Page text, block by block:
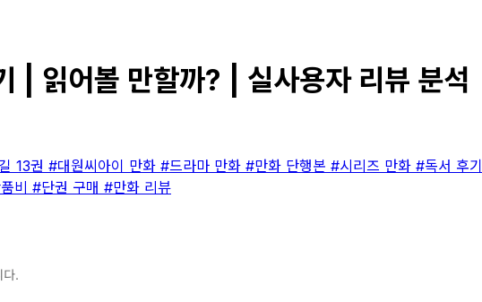
| 읽어볼 만할까? | 실사용자 리뷰 분석
13권 #대원씨아이 만화 #드라마 만화 #만화 단행본 #시리즈 만화 #독서 후기
비 #단권 구매 #만화 리뷰